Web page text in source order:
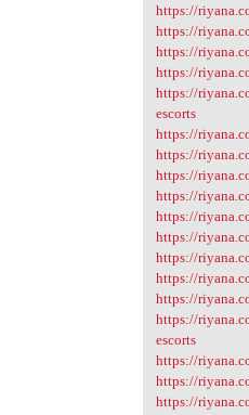
https://
https://
https://
https://
https://
escorts
https://
https://
https://
https://
https://
https://
https://
https://
https://
https://
escorts
https://
https://
https://